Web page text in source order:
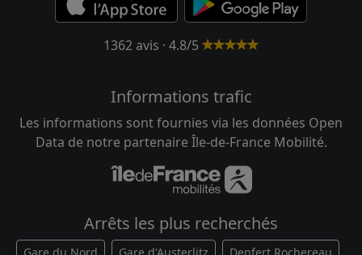
1362 avis · 4.8/5
Informations trafic
Les informations sont fournies via les données Open
Data de notre partenaire Île-de-France Mobilité.
Arrêts les plus recherchés